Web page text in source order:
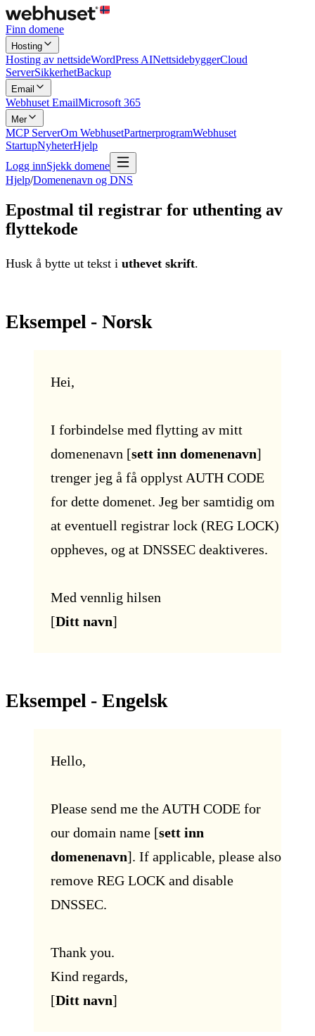
Finn domene
Hosting
Hosting av nettsideWordPress AINettsidebyggerCloud
ServerSikkerhetBackup
Email
Webhuset EmailMicrosoft 365
Mer
MCP ServerOm WebhusetPartnerprogramWebhuset
StartupNyheterHjelp
Logg innSjekk domene
Hjelp/Domenenavn og DNS
Epostmal til registrar for uthenting av
flyttekode
Husk å bytte ut tekst i uthevet skrift.
Eksempel - Norsk‍
Hei,
I forbindelse med flytting av mitt
domenenavn [sett inn domenenavn]
trenger jeg å få opplyst AUTH CODE
for dette domenet. Jeg ber samtidig om
at eventuell registrar lock (REG LOCK)
oppheves, og at DNSSEC deaktiveres.
Med vennlig hilsen
[Ditt navn]
Eksempel - Engelsk‍
Hello,
Please send me the AUTH CODE for
our domain name [sett inn
domenenavn]. If applicable, please also
remove REG LOCK and disable
DNSSEC.
Thank you.
Kind regards,
[Ditt navn]